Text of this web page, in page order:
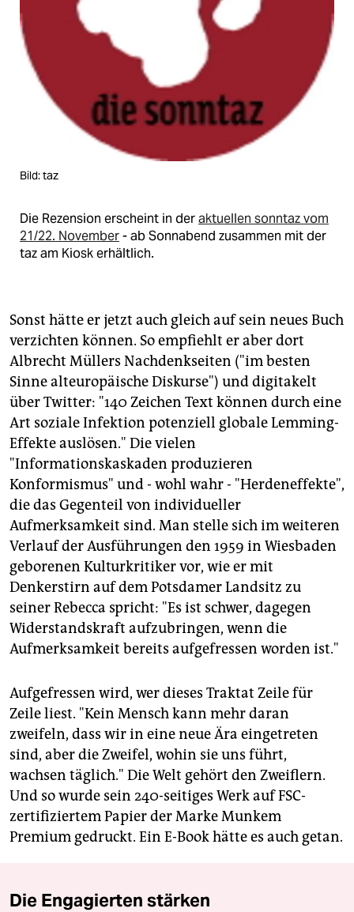
Bild: taz
Die Rezension erscheint in deraktuellen sonntaz vom
21/22. November- ab Sonnabend zusammen mit der
taz am Kiosk erhältlich.
Sonst hätte er jetzt auch gleich auf sein neues Buch
verzichten können. So empfiehlt er aber dort
Albrecht Müllers Nachdenkseiten ("im besten
Sinne alteuropäische Diskurse") und digitakelt
über Twitter: "140 Zeichen Text können durch eine
Art soziale Infektion potenziell globale Lemming-
Effekte auslösen." Die vielen
"Informationskaskaden produzieren
Konformismus" und - wohl wahr - "Herdeneffekte",
die das Gegenteil von individueller
Aufmerksamkeit sind. Man stelle sich im weiteren
Verlauf der Ausführungen den 1959 in Wiesbaden
geborenen Kulturkritiker vor, wie er mit
Denkerstirn auf dem Potsdamer Landsitz zu
seiner Rebecca spricht: "Es ist schwer, dagegen
Widerstandskraft aufzubringen, wenn die
Aufmerksamkeit bereits aufgefressen worden ist."
Aufgefressen wird, wer dieses Traktat Zeile für
Zeile liest. "Kein Mensch kann mehr daran
zweifeln, dass wir in eine neue Ära eingetreten
sind, aber die Zweifel, wohin sie uns führt,
wachsen täglich." Die Welt gehört den Zweiflern.
Und so wurde sein 240-seitiges Werk auf FSC-
zertifiziertem Papier der Marke Munkem
Premium gedruckt. Ein E-Book hätte es auch getan.
Die Engagierten stärken